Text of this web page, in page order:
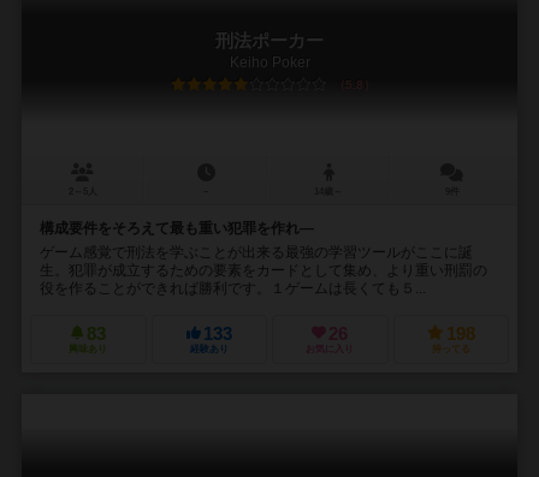
刑法ポーカー
Keiho Poker
5.8
構成要件をそろえて最も重い犯罪を作れ―
ゲーム感覚で刑法を学ぶことが出来る最強の学習ツールがここに誕
生。犯罪が成立するための要素をカードとして集め、より重い刑罰の
役を作ることができれば勝利です。１ゲームは長くても５...
83
興味あり
133
経験あり
26
お気に入り
198
持ってる